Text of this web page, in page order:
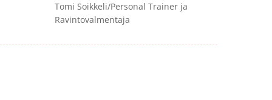
Tomi Soikkeli/Personal Trainer ja
Ravintovalmentaja